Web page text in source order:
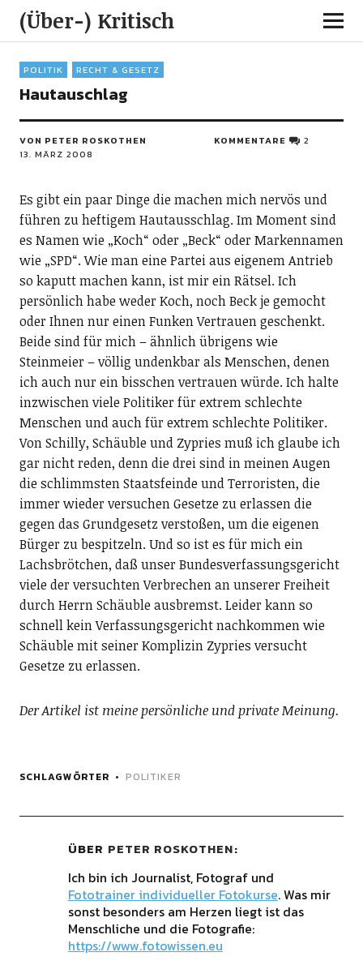
(Über-) Kritisch
POLITIK RECHT & GESETZ
Hautauschlag
VON PETER ROSKOTHEN
13. MÄRZ 2008
KOMMENTARE 2
Es gibt ein paar Dinge die machen mich nervös und
führen zu heftigem Hautausschlag. Im Moment sind
es Namen wie „Koch“ oder „Beck“ oder Markennamen
wie „SPD“. Wie man eine Partei aus eigenem Antrieb
so kaputt machen kann, ist mir ein Rätsel. Ich
persönlich habe weder Koch, noch Beck je gemocht
oder Ihnen nur einen Funken Vertrauen geschenkt.
Beide sind für mich – ähnlich übrigens wie
Steinmeier – völlig undenkbar als Menschen, denen
ich auch nur ein bisschen vertrauen würde. Ich halte
inzwischen viele Politiker für extrem schlechte
Menschen und auch für extrem schlechte Politiker.
Von Schilly, Schäuble und Zypries muß ich glaube ich
gar nicht reden, denn die drei sind in meinen Augen
die schlimmsten Staatsfeinde und Terroristen, die
immer wieder versuchen Gesetze zu erlassen die
gegen das Grundgesetz verstoßen, um die eigenen
Bürger zu bespitzeln. Und so ist es für mich ein
Lachsbrötchen, daß unser Bundesverfassungsgericht
viele der versuchten Verbrechen an unserer Freiheit
durch Herrn Schäuble ausbremst. Leider kann so
schnell kein Verfassungsgericht nachkommen wie
Schäuble mit seiner Komplizin Zypries versucht
Gesetze zu erlassen.
Der Artikel ist meine persönliche und private Meinung.
SCHLAGWÖRTER POLITIKER
ÜBER PETER ROSKOTHEN
Ich bin ich Journalist, Fotograf und
Fototrainer individueller Fotokurse. Was mir
sonst besonders am Herzen liegt ist das
Menschliche und die Fotografie:
https://www.fotowissen.eu